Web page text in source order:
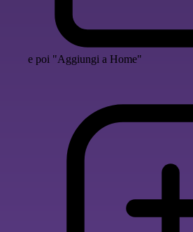
e poi "Aggiungi a Home"